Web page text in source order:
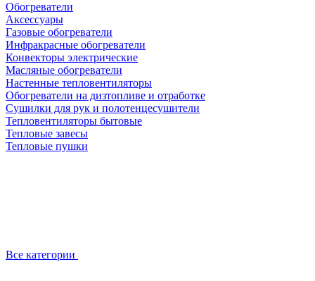
Обогреватели
Аксессуары
Газовые обогреватели
Инфракрасные обогреватели
Конвекторы электрические
Масляные обогреватели
Настенные тепловентиляторы
Обогреватели на дизтопливе и отработке
Сушилки для рук и полотенцесушители
Тепловентиляторы бытовые
Тепловые завесы
Тепловые пушки
Все категории